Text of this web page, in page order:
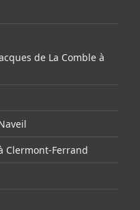
de La Comble à
Clermont-Ferrand